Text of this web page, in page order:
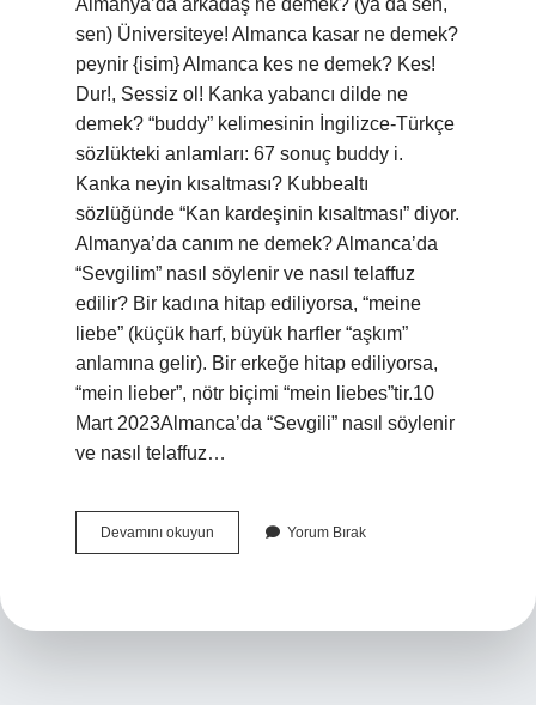
Almanya’da arkadaş ne demek? (ya da sen,
sen) Üniversiteye! Almanca kasar ne demek?
peynir {isim} Almanca kes ne demek? Kes!
Dur!, Sessiz ol! Kanka yabancı dilde ne
demek? “buddy” kelimesinin İngilizce-Türkçe
sözlükteki anlamları: 67 sonuç buddy i.
Kanka neyin kısaltması? Kubbealtı
sözlüğünde “Kan kardeşinin kısaltması” diyor.
Almanya’da canım ne demek? Almanca’da
“Sevgilim” nasıl söylenir ve nasıl telaffuz
edilir? Bir kadına hitap ediliyorsa, “meine
liebe” (küçük harf, büyük harfler “aşkım”
anlamına gelir). Bir erkeğe hitap ediliyorsa,
“mein lieber”, nötr biçimi “mein liebes”tir.10
Mart 2023Almanca’da “Sevgili” nasıl söylenir
ve nasıl telaffuz…
Devamını okuyun Almancada
Kanka
Yorum Bırak